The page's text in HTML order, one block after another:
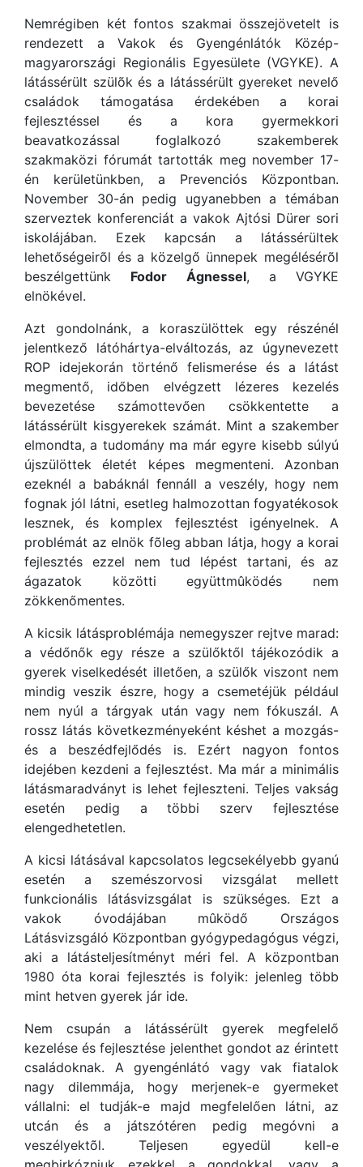
Nemrégiben két fontos szakmai összejövetelt is
rendezett a Vakok és Gyengénlátók Közép-
magyarországi Regionális Egyesülete (VGYKE). A
látássérült szülõk és a látássérült gyereket nevelő
családok támogatása érdekében a korai
fejlesztéssel és a kora gyermekkori
beavatkozással foglalkozó szakemberek
szakmaközi fórumát tartották meg november 17-
én kerületünkben, a Prevenciós Központban.
November 30-án pedig ugyanebben a témában
szerveztek konferenciát a vakok Ajtósi Dürer sori
iskolájában. Ezek kapcsán a látássérültek
lehetőségeirõl és a közelgő ünnepek megélésérõl
beszélgettünk Fodor Ágnessel, a VGYKE
elnökével.
Azt gondolnánk, a koraszülöttek egy részénél
jelentkező látóhártya-elváltozás, az úgynevezett
ROP idejekorán történő felismerése és a látást
megmentő, időben elvégzett lézeres kezelés
bevezetése számottevően csökkentette a
látássérült kisgyerekek számát. Mint a szakember
elmondta, a tudomány ma már egyre kisebb súlyú
újszülöttek életét képes megmenteni. Azonban
ezeknél a babáknál fennáll a veszély, hogy nem
fognak jól látni, esetleg halmozottan fogyatékosok
lesznek, és komplex fejlesztést igényelnek. A
problémát az elnök fõleg abban látja, hogy a korai
fejlesztés ezzel nem tud lépést tartani, és az
ágazatok közötti együttmûködés nem
zökkenőmentes.
A kicsik látásproblémája nemegyszer rejtve marad:
a védőnők egy része a szülőktől tájékozódik a
gyerek viselkedését illetően, a szülők viszont nem
mindig veszik észre, hogy a csemetéjük például
nem nyúl a tárgyak után vagy nem fókuszál. A
rossz látás következményeként késhet a mozgás-
és a beszédfejlődés is. Ezért nagyon fontos
idejében kezdeni a fejlesztést. Ma már a minimális
látásmaradványt is lehet fejleszteni. Teljes vakság
esetén pedig a többi szerv fejlesztése
elengedhetetlen.
A kicsi látásával kapcsolatos legcsekélyebb gyanú
esetén a szemészorvosi vizsgálat mellett
funkcionális látásvizsgálat is szükséges. Ezt a
vakok óvodájában mûködő Országos
Látásvizsgáló Központban gyógypedagógus végzi,
aki a látásteljesítményt méri fel. A központban
1980 óta korai fejlesztés is folyik: jelenleg több
mint hetven gyerek jár ide.
Nem csupán a látássérült gyerek megfelelő
kezelése és fejlesztése jelenthet gondot az érintett
családoknak. A gyengénlátó vagy vak fiatalok
nagy dilemmája, hogy merjenek-e gyermeket
vállalni: el tudják-e majd megfelelően látni, az
utcán és a játszótéren pedig megóvni a
veszélyektõl. Teljesen egyedül kell-e